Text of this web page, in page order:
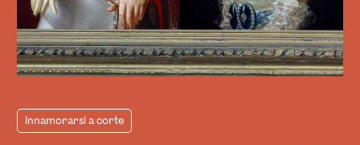
innamorarsi a corte